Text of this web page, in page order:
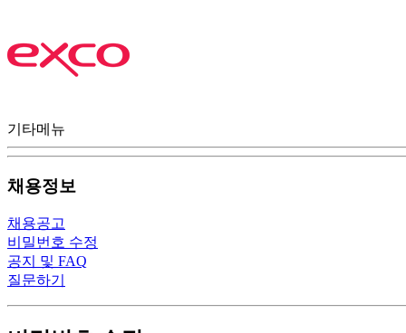
기타메뉴
채용정보
채용공고
비밀번호 수정
공지 및 FAQ
질문하기